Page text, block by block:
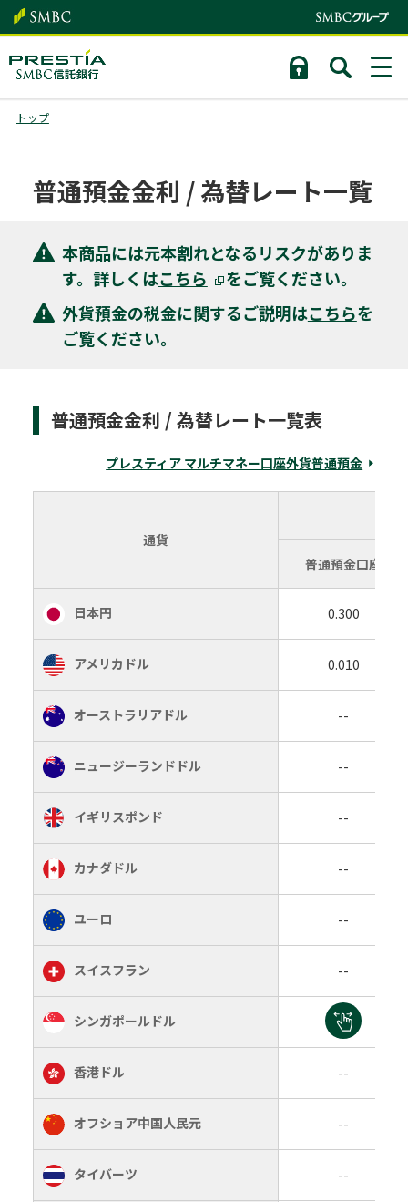
トップ
普通預金金利 / 為替レート一覧
本商品には元本割れとなるリスクがありま
す。詳しくはこちら
をご覧ください。
外貨預金の税金に関するご説明はこちらを
ご覧ください。
普通預金金利 / 為替レート一覧表
プレスティア マルチマネー口座外貨普通預金
通貨
普通預金口座
日本円 0.300
アメリカドル 0.010
オーストラリアドル --
ニュージーランドドル --
イギリスポンド --
カナダドル --
ユーロ --
スイスフラン --
シンガポールドル --
香港ドル --
オフショア中国人民元 --
タイバーツ --